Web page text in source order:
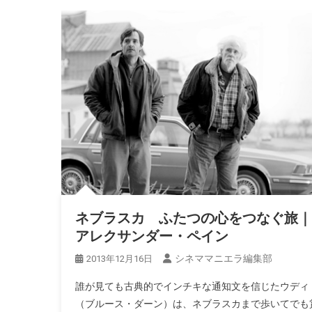
ネブラスカ ふたつの心をつなぐ旅｜
アレクサンダー・ペイン
2013年12月16日 シネママニエラ編集部
誰が見ても古典的でインチキな通知文を信じたウディ
（ブルース・ダーン）は、ネブラスカまで歩いてでも